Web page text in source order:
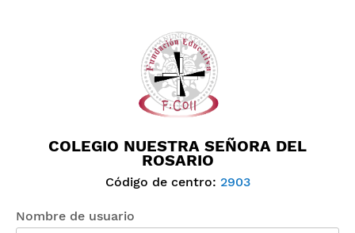
COLEGIO NUESTRA SEÑORA DEL
ROSARIO
Código de centro: 2903
Nombre de usuario